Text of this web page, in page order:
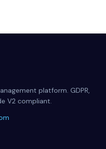
platform. GDPR,
V2 compliant.